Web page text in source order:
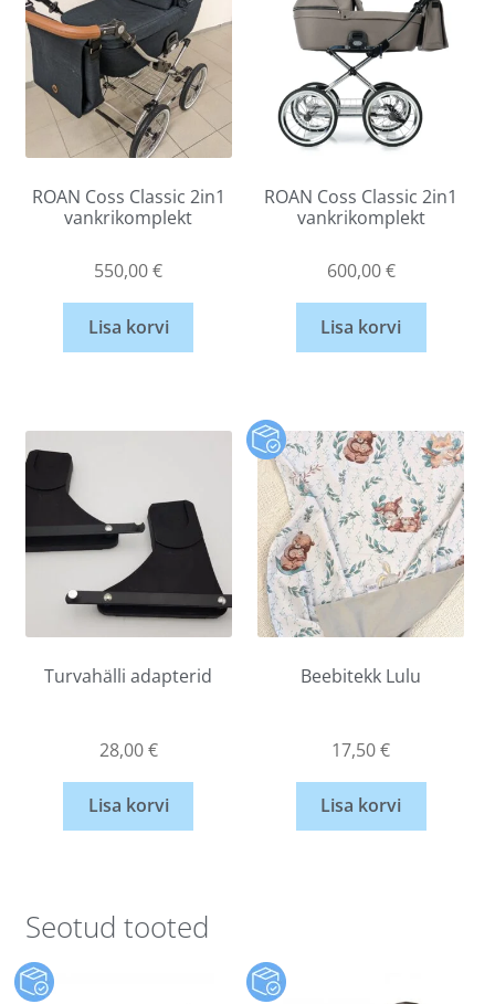
ROAN Coss Classic 2in1
vankrikomplekt
550,00€
Lisa korvi
ROAN Coss Classic 2in1
vankrikomplekt
600,00€
Lisa korvi
Turvahälli adapterid
28,00€
Lisa korvi
Beebitekk Lulu
17,50€
Lisa korvi
Seotud tooted